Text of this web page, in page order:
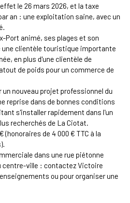
le 26 mars 2026, et la taxe
an : une exploitation saine, avec un
Port animé, ses plages et son
clientèle touristique importante
en plus d'une clientèle de
de poids pour un commerce de
un nouveau projet professionnel du
reprise dans de bonnes conditions
s'installer rapidement dans l'un
recherchés de La Ciotat.
(honoraires de 4 000 € TTC à la
dans une rue piétonne
centre-ville : contactez Victoire
ou pour organiser une